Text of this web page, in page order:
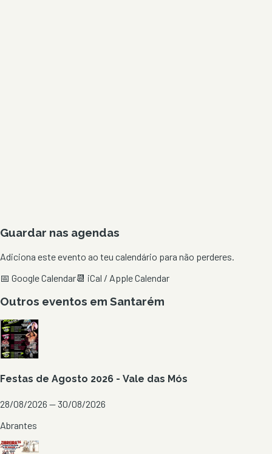
Guardar nas agendas
Adiciona este evento ao teu calendário para não perderes.
📅 Google Calendar📆 iCal / Apple Calendar
Outros eventos em Santarém
Festas de Agosto 2026 - Vale das Mós
28/08/2026 — 30/08/2026
Abrantes